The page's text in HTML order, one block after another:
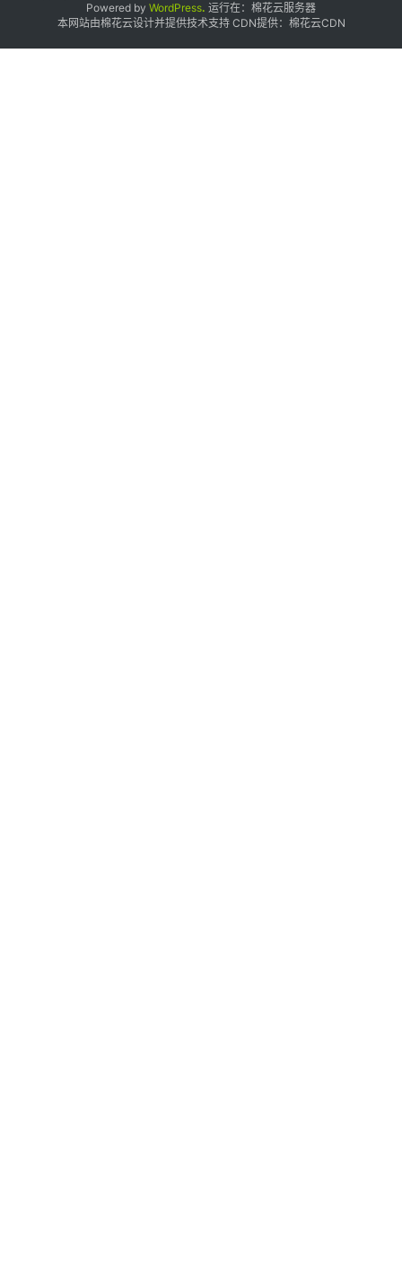
Powered by WordPress. 运行在： 棉花云服务器
本网站由棉花云设计并提供技术支持 CDN提供： 棉花云CDN